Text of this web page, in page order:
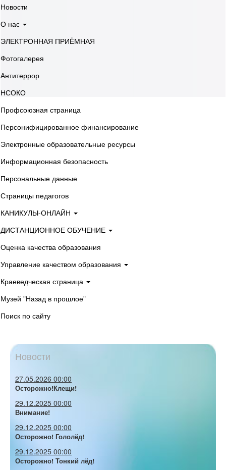
Новости
О нас
ЭЛЕКТРОННАЯ ПРИЁМНАЯ
Фотогалерея
Антитеррор
НСОКО
Профсоюзная страница
Персонифицированное финансирование
Электронные образовательные ресурсы
Информационная безопасность
Персональные данные
Страницы педагогов
КАНИКУЛЫ-ОНЛАЙН
ДИСТАНЦИОННОЕ ОБУЧЕНИЕ
Оценка качества образования
Управление качеством образования
Краеведческая страница
Музей "Назад в прошлое"
Поиск по сайту
Новости
27.05.2026 00:00
Осторожно!Клещи!
29.12.2025 00:00
Внимание!
29.12.2025 00:00
Осторожно! Гололёд!
29.12.2025 00:00
Осторожно! Тонкий лёд!